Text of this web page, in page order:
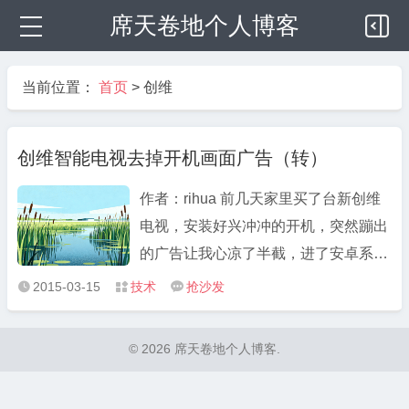
席天卷地个人博客
当前位置： 首页 > 创维
创维智能电视去掉开机画面广告（转）
作者：rihua 前几天家里买了台新创维
电视，安装好兴冲冲的开机，突然蹦出
的广告让我心凉了半截，进了安卓系
统，发现啥都没有，不能自己装软件，
只能从那只有不到20款软件的破商店里
 2015-03-15  技术  抢沙发
© 2026 席天卷地个人博客.